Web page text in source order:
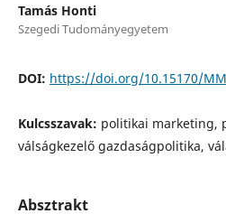
Tamás Honti
Szegedi Tudományegyetem
DOI: https://doi.org/10.15170/
Kulcsszavak: politikai marketing,
válságkezelő gazdaságpolitika,
Absztrakt